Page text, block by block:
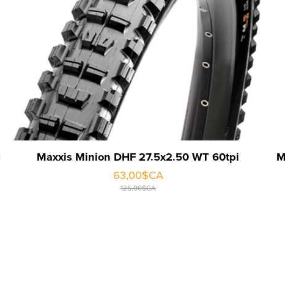
Maxxis Minion DHF 27.5x2.50 WT 60tpi
63,00$CA
126,00$CA